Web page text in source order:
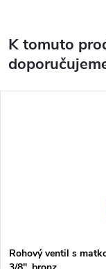
K tomuto
Rohový ventil s